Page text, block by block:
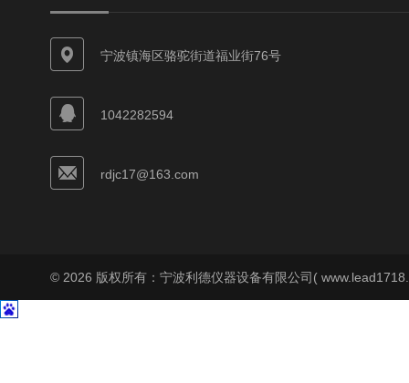
宁波镇海区骆驼街道福业街76号
1042282594
rdjc17@163.com
© 2026 版权所有：宁波利德仪器设备有限公司(